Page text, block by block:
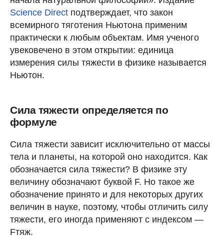
Science Direct подтверждает, что закон
всемирного тяготения Ньютона применим
практически к любым объектам. Имя ученого
увековечено в этом открытии: единица
измерения силы тяжести в физике называется
Ньютон.
Сила тяжести определяется по
формуле
Сила тяжести зависит исключительно от массы
тела и планеты, на которой оно находится. Как
обозначается сила тяжести? В физике эту
величину обозначают буквой F. Но такое же
обозначение принято и для некоторых других
величин в науке, поэтому, чтобы отличить силу
тяжести, его иногда применяют с индексом —
Fтяж.